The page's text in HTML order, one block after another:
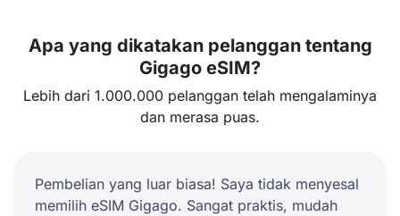
Apa yang dikatakan pelanggan tentang
Gigago eSIM?
Lebih dari 1.000.000 pelanggan telah mengalaminya
dan merasa puas.
Pembelian yang luar biasa! Saya tidak menyesal
memilih eSIM Gigago. Sangat praktis, mudah